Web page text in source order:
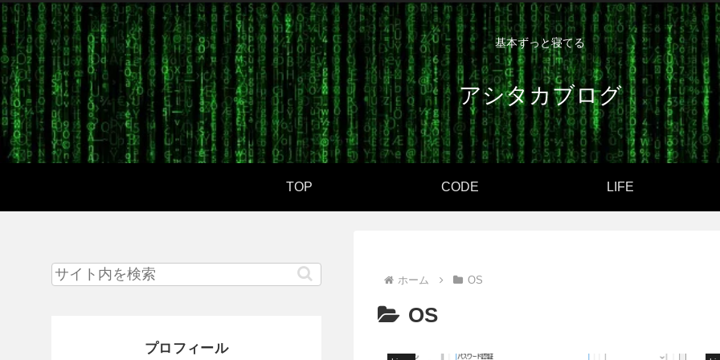
基本ずっと寝てる
アシタカブログ
TOP CODE LIFE
ホーム OS
OS
プロフィール